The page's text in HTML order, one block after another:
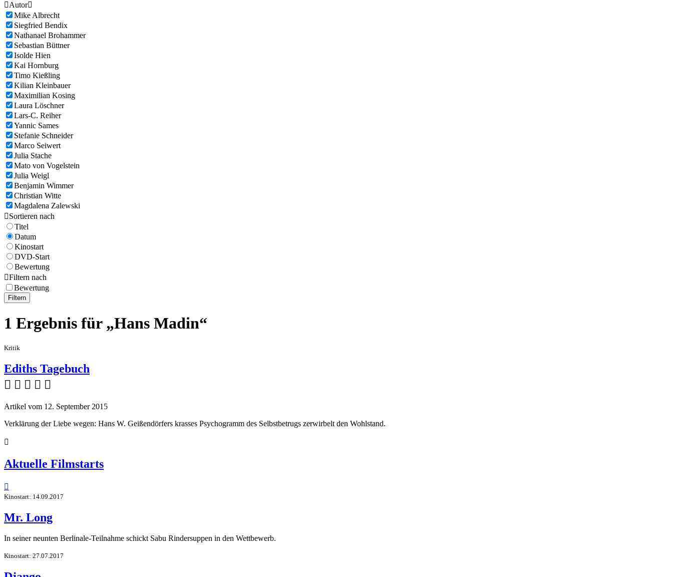
Autor
Mike Albrecht
Siegfried Bendix
Nathanael Brohammer
Sebastian Büttner
Isolde Hien
Kai Hornburg
Timo Kießling
Kilian Kleinbauer
Maximilian Kosing
Laura Löschner
Lars-C. Reiher
Yannic Sames
Stefanie Schneider
Marco Seiwert
Julia Stache
Mato von Vogelstein
Julia Weigl
Benjamin Wimmer
Christian Witte
Magdalena Zalewski
Sortieren nach
Titel
Datum
Kinostart
DVD-Start
Bewertung
Filtern nach
Bewertung
Filtern
1 Ergebnis für „Hans Madin“
Kritik
Ediths Tagebuch
    
Artikel vom 12. September 2015
Verklärung der Liebe wegen: Hans W. Geißendörfers krasses Psychogramm des Selbstbetrugs zerwirbelt den Wohlstand.

Aktuelle Filmstarts

Kinostart: 14.09.2017
Mr. Long
In seiner neunten Berlinale-Teilnahme schickt Sabu Rindersuppen in den Wettbewerb.
Kinostart: 27.07.2017